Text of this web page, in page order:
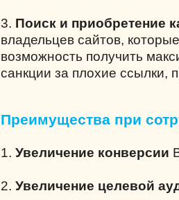
3. Поиск и приобретение
владельцев сайтов,
возможность получить
санкции за плохие ссылки,
Преимущества при
1. Увеличение конверсии
2. Увеличение целевой